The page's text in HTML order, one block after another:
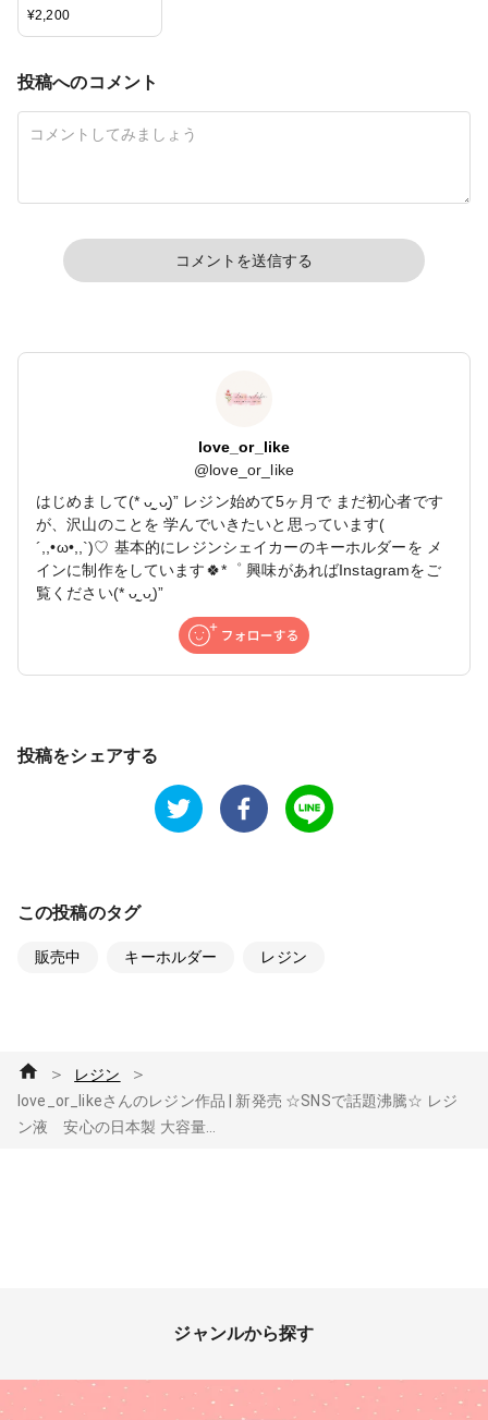
心の日本製 大容量
100g 「 作家のため
ージ さらさら 抜群
ォーマンス最高 収縮
しない シワがよらな
け付き クロッチャ
¥2,200
投稿へのコメント
コメントを送信する
love_or_like
@love_or_like
はじめまして(* ᴗ͈ˬᴗ͈)” レジン始めて5ヶ月で まだ初心者です
が、沢山のことを 学んでいきたいと思っています(
´,,•ω•,,`)♡ 基本的にレジンシェイカーのキーホルダーを メ
インに制作をしています🍀*゜ 興味があればInstagramをご
覧ください(* ᴗ͈ˬᴗ͈)”
投稿をシェアする
この投稿のタグ
販売中 キーホルダー レジン
＞ レジン ＞
love_or_likeさんのレジン作品 | 新発売 ☆SNSで話題沸騰☆ レジ
ン液 安心の日本製 大容量...
ジャンルから探す